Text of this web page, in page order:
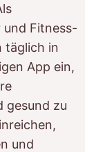
und Fitness-
täglich in
App ein,
gesund zu
und